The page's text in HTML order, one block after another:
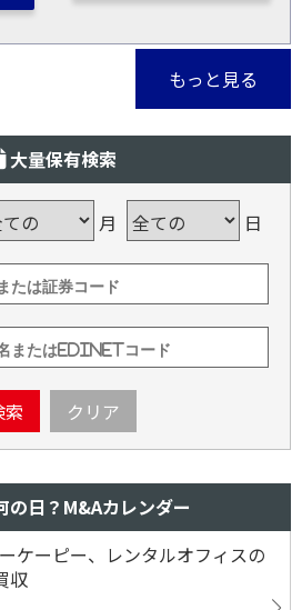
もっと見る
大量保有検索
月 日
索 クリア
の日？M&Aカレンダー
ケーピー、レンタルオフィスの
収